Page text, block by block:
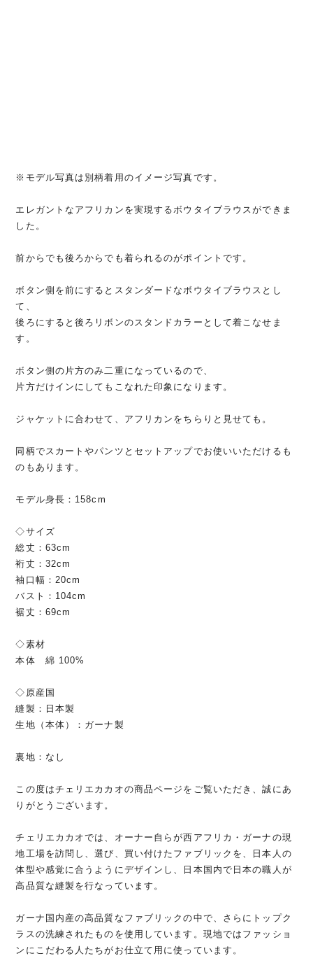
※モデル写真は別柄着用のイメージ写真です。
エレガントなアフリカンを実現するボウタイブラウスができま
した。
前からでも後ろからでも着られるのがポイントです。
ボタン側を前にするとスタンダードなボウタイブラウスとし
て、
後ろにすると後ろリボンのスタンドカラーとして着こなせま
す。
ボタン側の片方のみ二重になっているので、
片方だけインにしてもこなれた印象になります。
ジャケットに合わせて、アフリカンをちらりと見せても。
同柄でスカートやパンツとセットアップでお使いいただけるも
のもあります。
モデル身長：158cm
◇サイズ
総丈：63cm
裄丈：32cm
袖口幅：20cm
バスト：104cm
裾丈：69cm
◇素材
本体 綿 100%
◇原産国
縫製：日本製
生地（本体）：ガーナ製
裏地：なし
この度はチェリエカカオの商品ページをご覧いただき、誠にあ
りがとうございます。
チェリエカカオでは、オーナー自らが西アフリカ・ガーナの現
地工場を訪問し、選び、買い付けたファブリックを、日本人の
体型や感覚に合うようにデザインし、日本国内で日本の職人が
高品質な縫製を行なっています。
ガーナ国内産の高品質なファブリックの中で、さらにトップク
ラスの洗練されたものを使用しています。現地ではファッショ
ンにこだわる人たちがお仕立て用に使っています。